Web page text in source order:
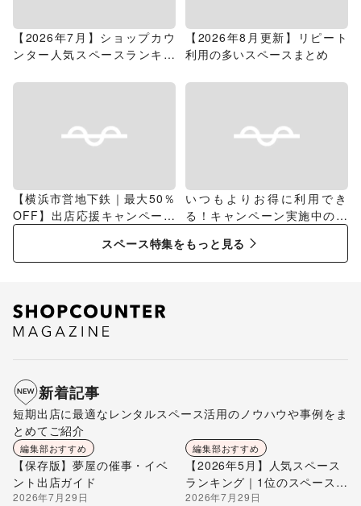
【2026年7月】ショップカウ
ンター人気スペースランキン
【2026年8月更新】リピート
利用の多いスペースまとめ
【横浜市営地下鉄｜最大50％
OFF】出店応援キャンペーン
特集
いつもよりお得に利用でき
る！キャンペーン実施中のス
スペース特集をもっと見る
新着記事
短期出店に最適なレンタルスペース活用のノウハウや事例をま
とめてご紹介
編集部おすすめ
【保存版】夢屋の催事・イベ
ント出店ガイド
2026年7月29日
編集部おすすめ
【2026年5月】人気スペース
ランキング｜1位のスペースを
編集部が解説
2026年7月29日